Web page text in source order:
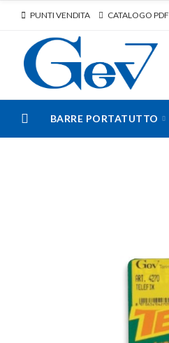
PUNTI VENDITA CATALOGO PDF
BARRE PORTATUTTO